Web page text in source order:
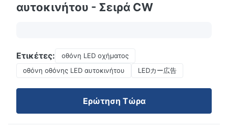
αυτοκινήτου - Σειρά CW
Ετικέτες:
οθόνη LED οχήματος
οθόνη οθόνης LED αυτοκινήτου
LEDカー広告
Ερώτηση Τώρα